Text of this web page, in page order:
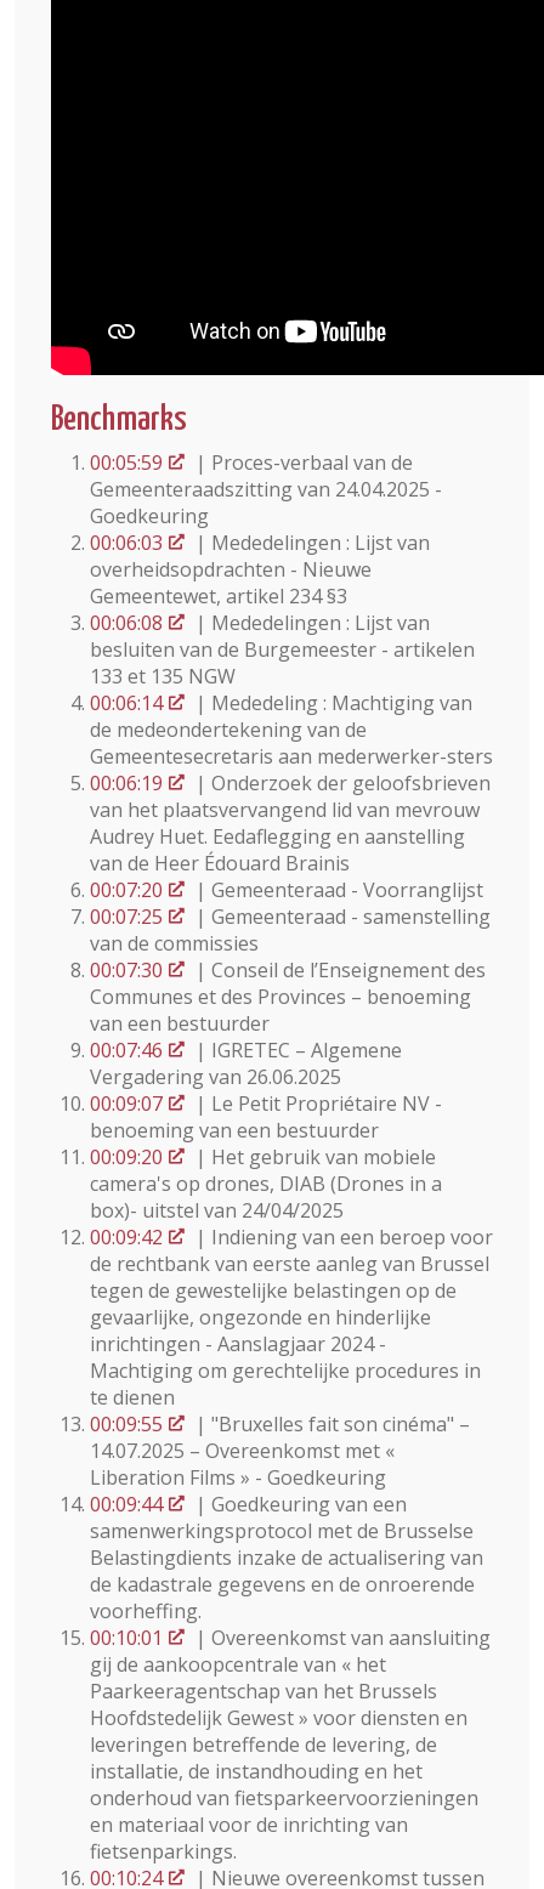
Benchmarks
00:05:59
| Proces-verbaal van de
Gemeenteraadszitting van 24.04.2025 -
Goedkeuring
00:06:03
| Mededelingen : Lijst van
overheidsopdrachten - Nieuwe
Gemeentewet, artikel 234 §3
00:06:08
| Mededelingen : Lijst van
besluiten van de Burgemeester - artikelen
133 et 135 NGW
00:06:14
| Mededeling : Machtiging van
de medeondertekening van de
Gemeentesecretaris aan mederwerker-sters
00:06:19
| Onderzoek der geloofsbrieven
van het plaatsvervangend lid van mevrouw
Audrey Huet. Eedaflegging en aanstelling
van de Heer Édouard Brainis
00:07:20
| Gemeenteraad - Voorranglijst
00:07:25
| Gemeenteraad - samenstelling
van de commissies
00:07:30
| Conseil de l’Enseignement des
Communes et des Provinces – benoeming
van een bestuurder
00:07:46
| IGRETEC – Algemene
Vergadering van 26.06.2025
00:09:07
| Le Petit Propriétaire NV -
benoeming van een bestuurder
00:09:20
| Het gebruik van mobiele
camera's op drones, DIAB (Drones in a
box)- uitstel van 24/04/2025
00:09:42
| Indiening van een beroep voor
de rechtbank van eerste aanleg van Brussel
tegen de gewestelijke belastingen op de
gevaarlijke, ongezonde en hinderlijke
inrichtingen - Aanslagjaar 2024 -
Machtiging om gerechtelijke procedures in
te dienen
00:09:55
| "Bruxelles fait son cinéma" –
14.07.2025 – Overeenkomst met «
Liberation Films » - Goedkeuring
00:09:44
| Goedkeuring van een
samenwerkingsprotocol met de Brusselse
Belastingdients inzake de actualisering van
de kadastrale gegevens en de onroerende
voorheffing.
00:10:01
| Overeenkomst van aansluiting
gij de aankoopcentrale van « het
Paarkeeragentschap van het Brussels
Hoofdstedelijk Gewest » voor diensten en
leveringen betreffende de levering, de
installatie, de instandhouding en het
onderhoud van fietsparkeervoorzieningen
en materiaal voor de inrichting van
fietsenparkings.
00:10:24
| Nieuwe overeenkomst tussen